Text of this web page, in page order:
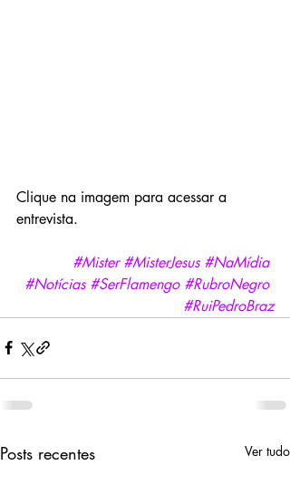
Clique na imagem para acessar a
entrevista.
#Mister #MisterJesus #NaMídia
#Notícias #SerFlamengo #RubroNegro
#RuiPedroBraz
Posts recentes Ver tudo